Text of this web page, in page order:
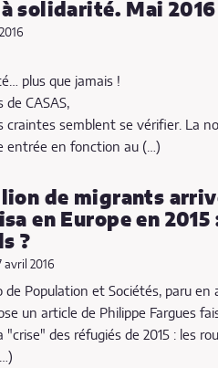
solidarité. Mai 2016
plus que jamais !
de CASAS,
craintes semblent se vérifier. La
entrée en fonction au (…)
de migrants
en Europe en 2015
?
avril 2016
de Population et Sociétés, paru en
un article de Philippe Fargues
"crise" des réfugiés de 2015 : les